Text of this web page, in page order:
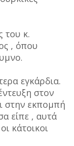
του κ.
, όπου
εγκάρδια.
στον
στην εκπομπή
είπε , αυτά
κάτοικοι